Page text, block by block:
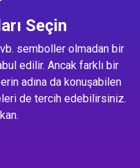
Seçin
semboller olmadan bir
edilir. Ancak farklı bir
adına da konuşabilen
de tercih edebilirsiniz.